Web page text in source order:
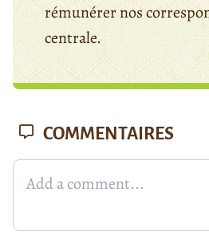
rémunérer nos
centrale.
COMMENTAIRES